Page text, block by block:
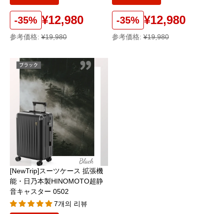
-35% ¥12,980
参考価格: ¥19,980
-35% ¥12,980
参考価格: ¥19,980
[NewTrip]スーツケース 拡張機
能・日乃本製HINOMOTO超静
音キャスター 0502
7개의 리뷰